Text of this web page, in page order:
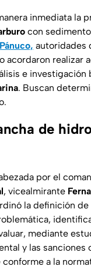
inmediata la
con
autoridades
acordaron realizar
e investigación
. Buscan
de
por el
, vicealmirante
la definición
mediante
y las sanciones
a la